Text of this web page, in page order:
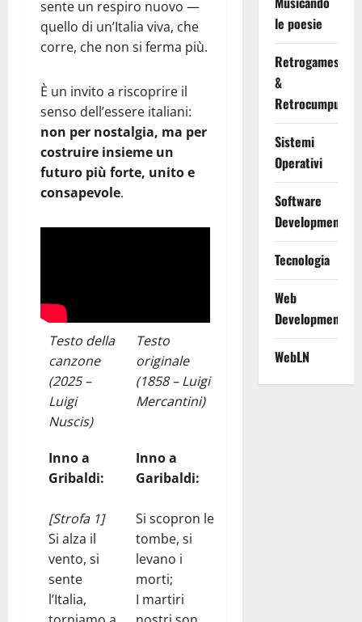
sente un respiro nuovo —
quello di un’Italia viva, che
corre, che non si ferma più.
È un invito a riscoprire il
senso dell’essere italiani:
non per nostalgia, ma per
costruire insieme un
futuro più forte, unito e
consapevole.
Testo della
canzone
(2025 –
Luigi
Nuscis)
Testo
originale
(1858 – Luigi
Mercantini)
Inno a
Gribaldi:
[Strofa 1]
Si alza il
vento, si
sente
l’Italia,
Inno a
Garibaldi:
Si scopron le
tombe, si
levano i
morti;
I martiri
le poesie
Retrogames
&
Retrocumputing
Sistemi
Operativi
Software
Development
Tecnologia
Web
Development
WebLN